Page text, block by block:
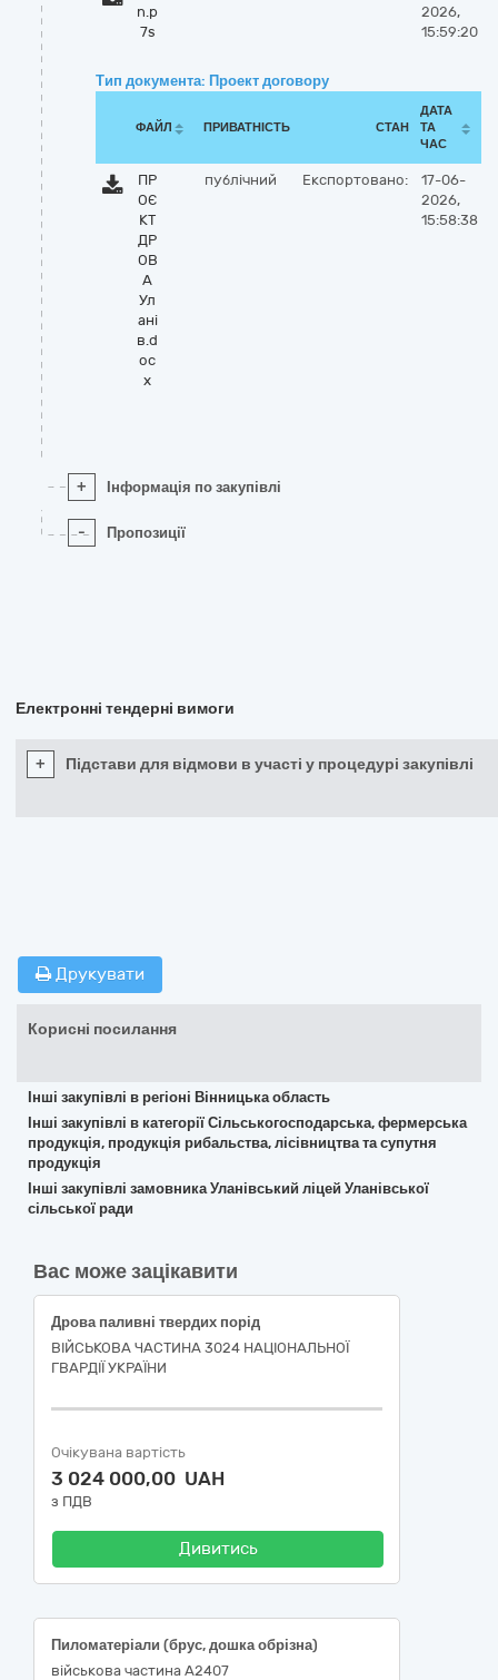
n.p
7s
2026,
15:59:20
Тип документа: Проект договору
ФАЙЛ ПРИВАТНІСТЬ СТАН
ДАТА
ТА
ЧАС
ПР
ОЄ
КТ
ДР
ОВ
А
Ул
ані
в.d
oc
x
публічний Експортовано:
17-06-
2026,
15:58:38
+ Інформація по закупівлі
- Пропозиції
Електронні тендерні вимоги
+ Підстави для відмови в участі у процедурі закупівлі
Друкувати
Корисні посилання
Інші закупівлі в регіоні Вінницька область
Інші закупівлі в категорії Сільськогосподарська, фермерська
продукція, продукція рибальства, лісівництва та супутня
продукція
Інші закупівлі замовника Уланівський ліцей Уланівської
сільської ради
Вас може зацікавити
Дрова паливні твердих порід
ВІЙСЬКОВА ЧАСТИНА 3024 НАЦІОНАЛЬНОЇ
ГВАРДІЇ УКРАЇНИ
Очікувана вартість
3 024 000,00 UAH
з ПДВ
Дивитись
Пиломатеріали (брус, дошка обрізна)
військова частина А2407